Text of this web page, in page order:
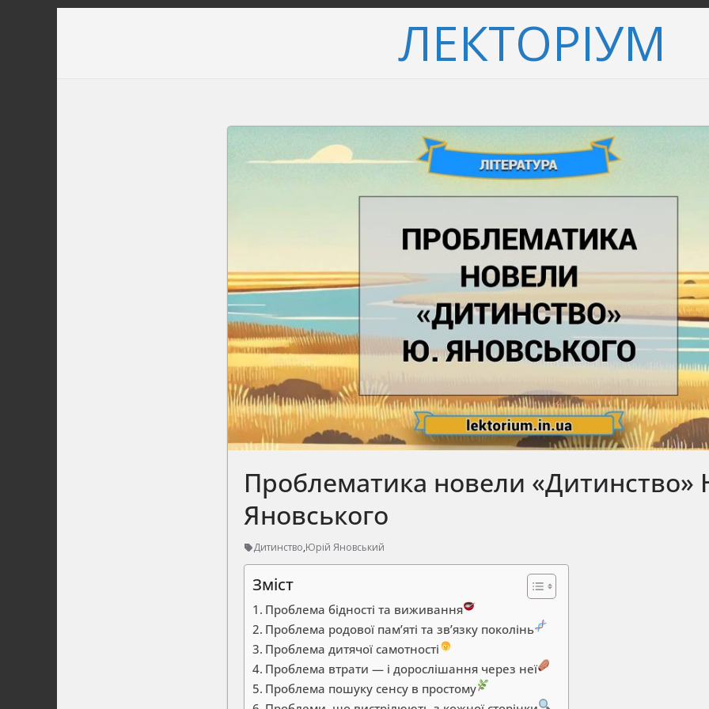
ЛЕКТОРІУМ
Проблематика новели
Яновського
Дитинство,Юрій Яновський
Зміст
Проблема бідності та виживання
Проблема родової пам’яті та зв’язку поколінь
Проблема дитячої самотності
Проблема втрати — і дорослішання через неї
Проблема пошуку сенсу в простому